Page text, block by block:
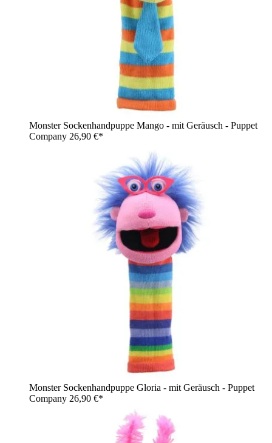
Monster Sockenhandpuppe Mango - mit Geräusch - Puppet
Company 26,90 €*
Monster Sockenhandpuppe Gloria - mit Geräusch - Puppet
Company 26,90 €*